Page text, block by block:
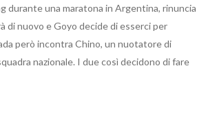
durante una maratona in Argentina, rinuncia
nuovo e Goyo decide di esserci per
però incontra Chino, un nuotatore di
nazionale. I due così decidono di fare